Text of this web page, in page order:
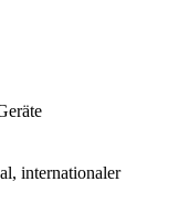
internationaler